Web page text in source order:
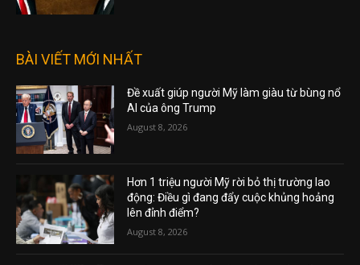
BÀI VIẾT MỚI NHẤT
Đề xuất giúp người Mỹ làm giàu từ bùng nổ
AI của ông Trump
August 8, 2026
Hơn 1 triệu người Mỹ rời bỏ thị trường lao
động: Điều gì đang đẩy cuộc khủng hoảng
lên đỉnh điểm?
August 8, 2026